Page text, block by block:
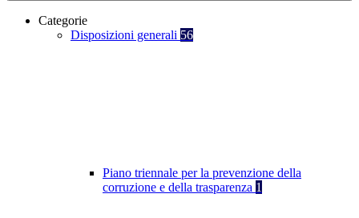
Categorie
Disposizioni generali 56
Piano triennale per la prevenzione della
corruzione e della trasparenza 1